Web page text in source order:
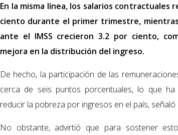
En la misma línea, los salarios
ciento durante el primer trimestre,
ante el IMSS crecieron 3.2 por ciento,
mejora en la distribución del ingreso.
De hecho, la participación de las
cerca de seis puntos porcentuales, lo que
reducir la pobreza por ingresos en el país, señaló
No obstante, advirtió que para sostener